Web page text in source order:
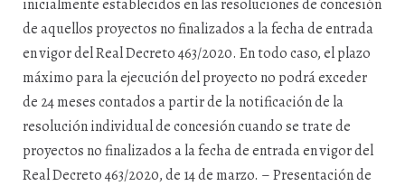
inicialmente establecidos en las resoluciones de concesión
de aquellos proyectos no finalizados a la fecha de entrada
en vigor del Real Decreto 463/2020. En todo caso, el plazo
máximo para la ejecución del proyecto no podrá exceder
de 24 meses contados a partir de la notificación de la
resolución individual de concesión cuando se trate de
proyectos no finalizados a la fecha de entrada en vigor del
Real Decreto 463/2020, de 14 de marzo. – Presentación de